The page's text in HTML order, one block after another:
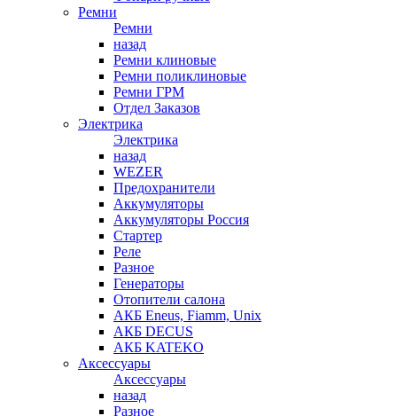
Ремни
Ремни
назад
Ремни клиновые
Ремни поликлиновые
Ремни ГРМ
Отдел Заказов
Электрика
Электрика
назад
WEZER
Предохранители
Аккумуляторы
Аккумуляторы Россия
Стартер
Реле
Разное
Генераторы
Отопители салона
АКБ Eneus, Fiamm, Unix
АКБ DECUS
АКБ KATEKO
Аксессуары
Аксессуары
назад
Разное